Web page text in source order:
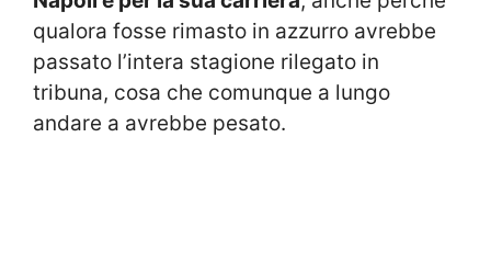
qualora fosse rimasto in azzurro avrebbe
passato l’intera stagione rilegato in
tribuna, cosa che comunque a lungo
andare a avrebbe pesato.